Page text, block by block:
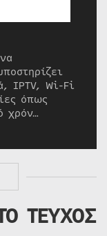
IPTV, Wi-Fi
όπως
χρόν…
ΤΕΥΧΟΣ